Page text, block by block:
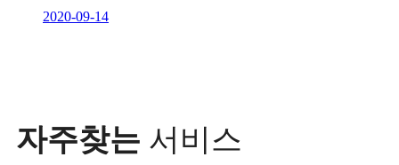
2020-09-14
자주찾는 서비스